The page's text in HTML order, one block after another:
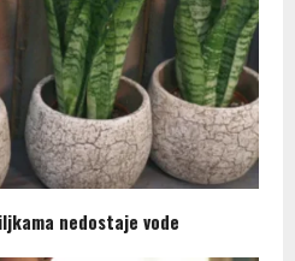
nedostaje vode